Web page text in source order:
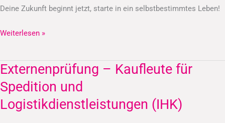
Deine Zukunft beginnt jetzt, starte in ein selbstbestimmtes Leben!
Weiterlesen »
Externenprüfung – Kaufleute für
Spedition und
Logistikdienstleistungen (IHK)
Externenprüfung
–
Kaufleute
für